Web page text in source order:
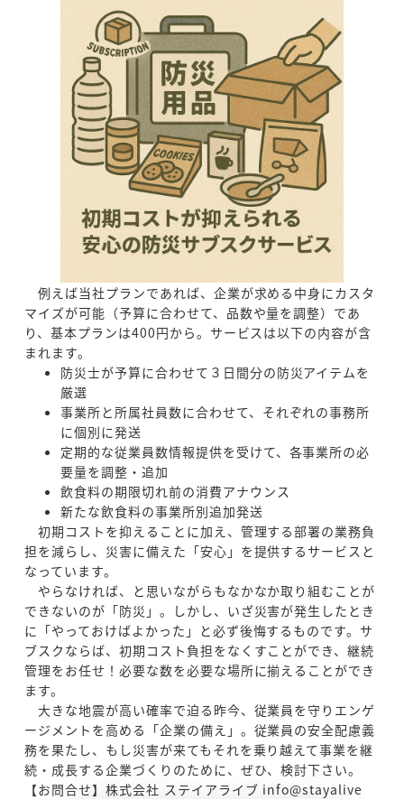
例えば当社プランであれば、企業が求める中身にカスタ
マイズが可能（予算に合わせて、品数や量を調整）であ
り、基本プランは400円から。サービスは以下の内容が含
まれます。
防災士が予算に合わせて３日間分の防災アイテムを
厳選
事業所と所属社員数に合わせて、それぞれの事務所
に個別に発送
定期的な従業員数情報提供を受けて、各事業所の必
要量を調整・追加
飲食料の期限切れ前の消費アナウンス
新たな飲食料の事業所別追加発送
初期コストを抑えることに加え、管理する部署の業務負
担を減らし、災害に備えた「安心」を提供するサービスと
なっています。
やらなければ、と思いながらもなかなか取り組むことが
できないのが「防災」。しかし、いざ災害が発生したとき
に「やっておけばよかった」と必ず後悔するものです。サ
ブスクならば、初期コスト負担をなくすことができ、継続
管理をお任せ！必要な数を必要な場所に揃えることができ
ます。
大きな地震が高い確率で迫る昨今、従業員を守りエンゲ
ージメントを高める「企業の備え」。従業員の安全配慮義
務を果たし、もし災害が来てもそれを乗り越えて事業を継
続・成長する企業づくりのために、ぜひ、検討下さい。
【お問合せ】株式会社 ステイアライブ info@stayalive